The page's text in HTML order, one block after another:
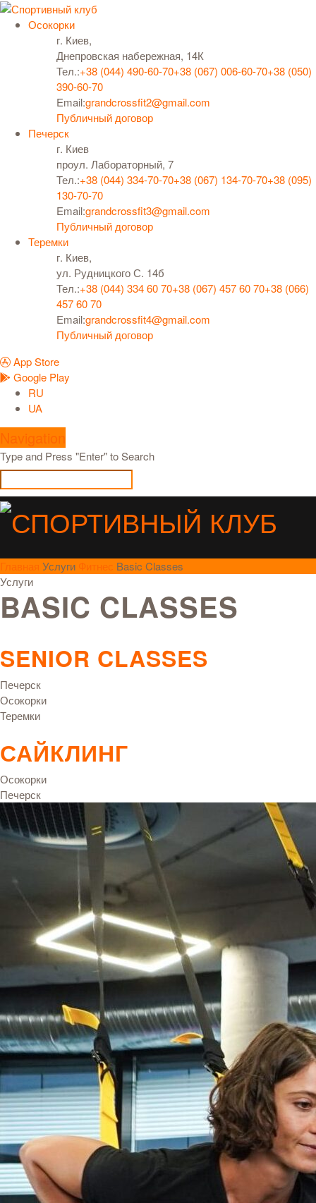
Осокорки
г. Киев,
Днепровская набережная, 14К
Тел.:+38 (044) 490-60-70+38 (067) 006-60-70+38 (050)
390-60-70
Email:grandcrossfit2@gmail.com
Публичный договор
Печерск
г. Киев
проул. Лабораторный, 7
Тел.:+38 (044) 334-70-70+38 (067) 134-70-70+38 (095)
130-70-70
Email:grandcrossfit3@gmail.com
Публичный договор
Теремки
г. Киев,
ул. Рудницкого С. 14б
Тел.:+38 (044) 334 60 70+38 (067) 457 60 70+38 (066)
457 60 70
Email:grandcrossfit4@gmail.com
Публичный договор
App Store
Google Play
RU
UA
Navigation
Type and Press "Enter" to Search
Главная Услуги Фитнес Basic Classes
Услуги
BASIC CLASSES
SENIOR CLASSES
Печерск
Осокорки
Теремки
САЙКЛИНГ
Осокорки
Печерск